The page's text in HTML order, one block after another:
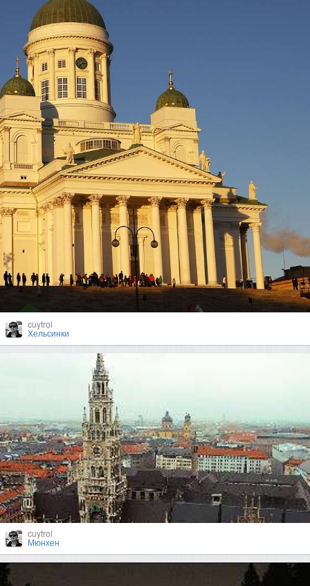
cuytrol
Хельсинки
cuytrol
Мюнхен